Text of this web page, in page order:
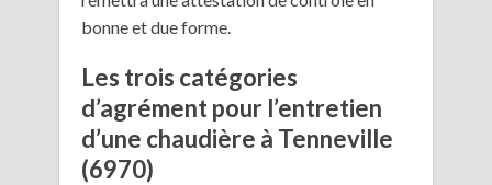
bonne et due forme.
Les trois catégories
d’agrément pour l’entretien
d’une chaudière à Tenneville
(6970)